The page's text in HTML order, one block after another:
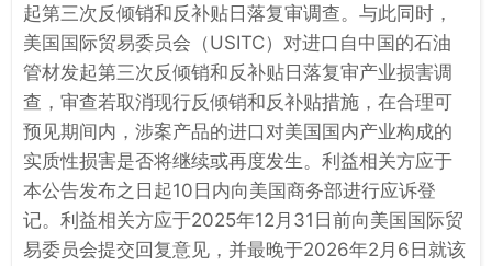
起第三次反倾销和反补贴日落复审调查。与此同时，
美国国际贸易委员会（USITC）对进口自中国的石油
管材发起第三次反倾销和反补贴日落复审产业损害调
查，审查若取消现行反倾销和反补贴措施，在合理可
预见期间内，涉案产品的进口对美国国内产业构成的
实质性损害是否将继续或再度发生。利益相关方应于
本公告发布之日起10日内向美国商务部进行应诉登
记。利益相关方应于2025年12月31日前向美国国际贸
易委员会提交回复意见，并最晚于2026年2月6日就该